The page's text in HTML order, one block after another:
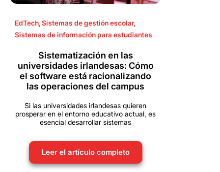
EdTech,Sistemas de gestión escolar,
Sistemas de información para estudiantes
Sistematización en las
universidades irlandesas: Cómo
el software está racionalizando
las operaciones del campus
Si las universidades irlandesas quieren
prosperar en el entorno educativo actual, es
esencial desarrollar sistemas
Leer el artículo completo